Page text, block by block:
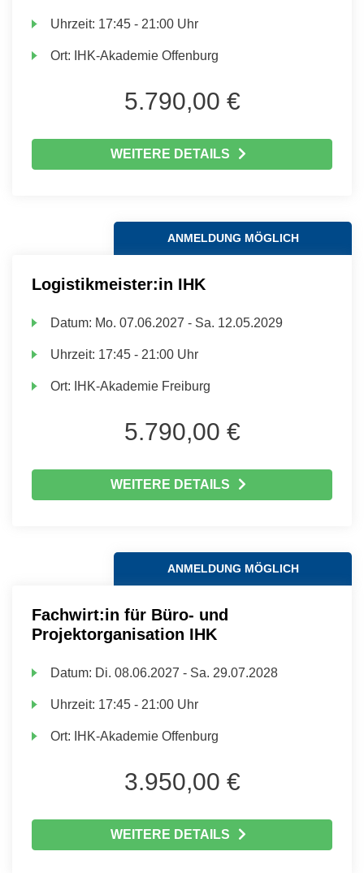
Uhrzeit: 17:45 - 21:00 Uhr
Ort: IHK-Akademie Offenburg
5.790,00 €
WEITERE DETAILS
ANMELDUNG MÖGLICH
Logistikmeister:in IHK
Datum: Mo. 07.06.2027 - Sa. 12.05.2029
Uhrzeit: 17:45 - 21:00 Uhr
Ort: IHK-Akademie Freiburg
5.790,00 €
WEITERE DETAILS
ANMELDUNG MÖGLICH
Fachwirt:in für Büro- und
Projektorganisation IHK
Datum: Di. 08.06.2027 - Sa. 29.07.2028
Uhrzeit: 17:45 - 21:00 Uhr
Ort: IHK-Akademie Offenburg
3.950,00 €
WEITERE DETAILS